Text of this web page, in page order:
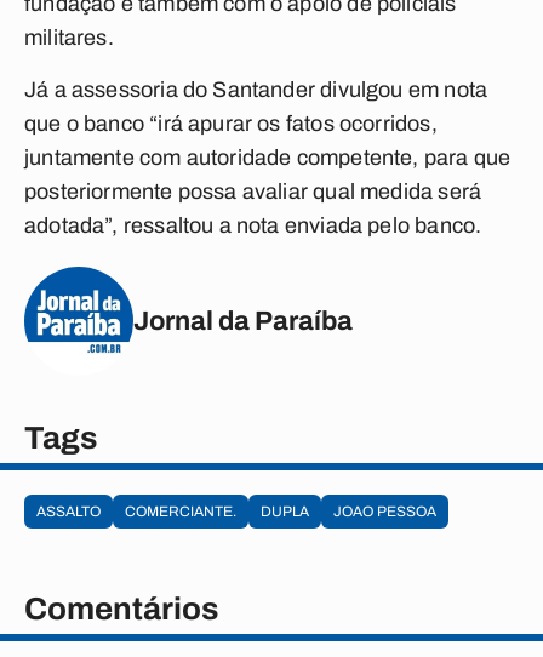
militares.
Já a assessoria do Santander divulgou em nota
que o banco “irá apurar os fatos ocorridos,
juntamente com autoridade competente, para que
posteriormente possa avaliar qual medida será
adotada”, ressaltou a nota enviada pelo banco.
Jornal da Paraíba
Tags
ASSALTO COMERCIANTE. DUPLA JOAO PESSOA
Comentários